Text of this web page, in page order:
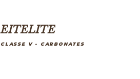
EITELITE
CLASSE V - CARBONATES